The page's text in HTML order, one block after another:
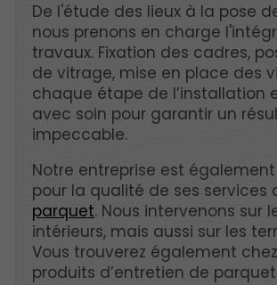
De l'étude des lieux à la pose
nous prenons en charge
travaux. Fixation des cadres,
de vitrage, mise en place des
chaque étape de l’installation
avec soin pour garantir un
impeccable.
Notre entreprise est
pour la qualité de ses services
parquet. Nous intervenons sur
intérieurs, mais aussi sur les
Vous trouverez également
produits d’entretien de